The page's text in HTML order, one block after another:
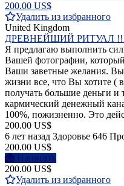
200.00 US$
Удалить из избранного
United Kingdom
ДРЕВНЕЙШИЙ РИТУАЛ
Я предлагаю выполнить
Вашей фотографии,
Ваши заветные желания. Вы
жизни все, что Вы хотите (
получать большие деньги
кармический денежный
100%, пожизненно. Это
200.00 US$
6 лет назад Здоровье 646
200.00 US$
Написать
200.00 US$
Удалить из избранного